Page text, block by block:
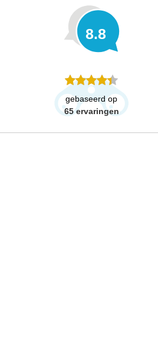
8.8
gebaseerd op
65 ervaringen